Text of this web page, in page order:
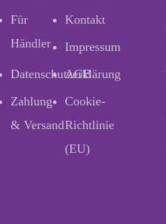
Für
Händler
Kontakt
Impressum
Datenschutzerklärung
AGB
Zahlung
& Versand
Cookie-
Richtlinie
(EU)